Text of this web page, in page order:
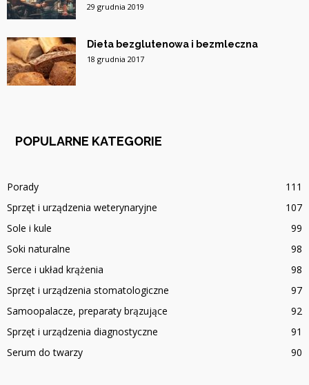
29 grudnia 2019
Dieta bezglutenowa i bezmleczna
18 grudnia 2017
POPULARNE KATEGORIE
Porady
111
Sprzęt i urządzenia weterynaryjne
107
Sole i kule
99
Soki naturalne
98
Serce i układ krążenia
98
Sprzęt i urządzenia stomatologiczne
97
Samoopalacze, preparaty brązujące
92
Sprzęt i urządzenia diagnostyczne
91
Serum do twarzy
90